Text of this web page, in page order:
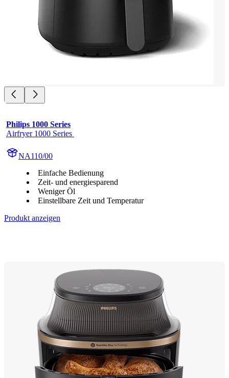
Philips 1000 Series
Airfryer 1000 Series
NA110/00
Einfache Bedienung
Zeit- und energiesparend
Weniger Öl
Einstellbare Zeit und Temperatur
Produkt anzeigen